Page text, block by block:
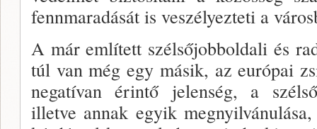
fennmaradását is veszélyezteti a
A már említett szélsőjobboldali és
túl van még egy másik, az európai
negatívan érintő jelenség, a
illetve annak egyik